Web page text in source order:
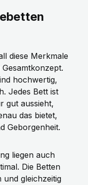
diese Merkmale
hochwertig,
Jedes Bett ist
gut aussieht,
das bietet,
Geborgenheit.
liegen auch
Die Betten
und gleichzeitig